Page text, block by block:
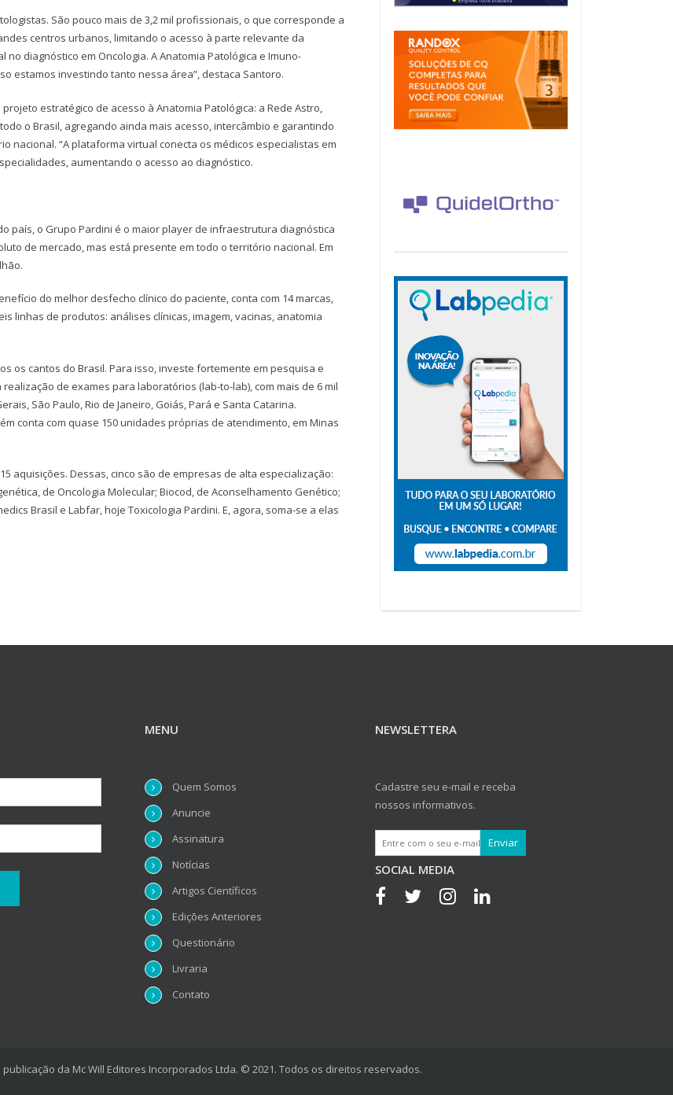
São pouco mais de 3,2 mil profissionais, o que corresponde a
centros urbanos, limitando o acesso à parte relevante da
diagnóstico em Oncologia. A Anatomia Patológica e Imuno-
estamos investindo tanto nessa área”, destaca Santoro.
estratégico de acesso à Anatomia Patológica: a Rede Astro,
o Brasil, agregando ainda mais acesso, intercâmbio e garantindo
nacional. “A plataforma virtual conecta os médicos especialistas em
aumentando o acesso ao diagnóstico.
país, o Grupo Pardini é o maior player de infraestrutura diagnóstica
de mercado, mas está presente em todo o território nacional. Em
do melhor desfecho clínico do paciente, conta com 14 marcas,
linhas de produtos: análises clínicas, imagem, vacinas, anatomia
os cantos do Brasil. Para isso, investe fortemente em pesquisa e
de exames para laboratórios (lab-to-lab), com mais de 6 mil
São Paulo, Rio de Janeiro, Goiás, Pará e Santa Catarina.
conta com quase 150 unidades próprias de atendimento, em Minas
aquisições. Dessas, cinco são de empresas de alta especialização:
de Oncologia Molecular; Biocod, de Aconselhamento Genético;
Brasil e Labfar, hoje Toxicologia Pardini. E, agora, soma-se a elas
MENU
Quem Somos
Anuncie
Assinatura
Notícias
Artigos Científicos
Edições Anteriores
Questionário
Livraria
Contato
NEWSLETTERA
Cadastre seu e-mail e receba
nossos informativos.
SOCIAL MEDIA
publicação da Mc Will Editores Incorporados Ltda. © 2021. Todos os direitos reservados.